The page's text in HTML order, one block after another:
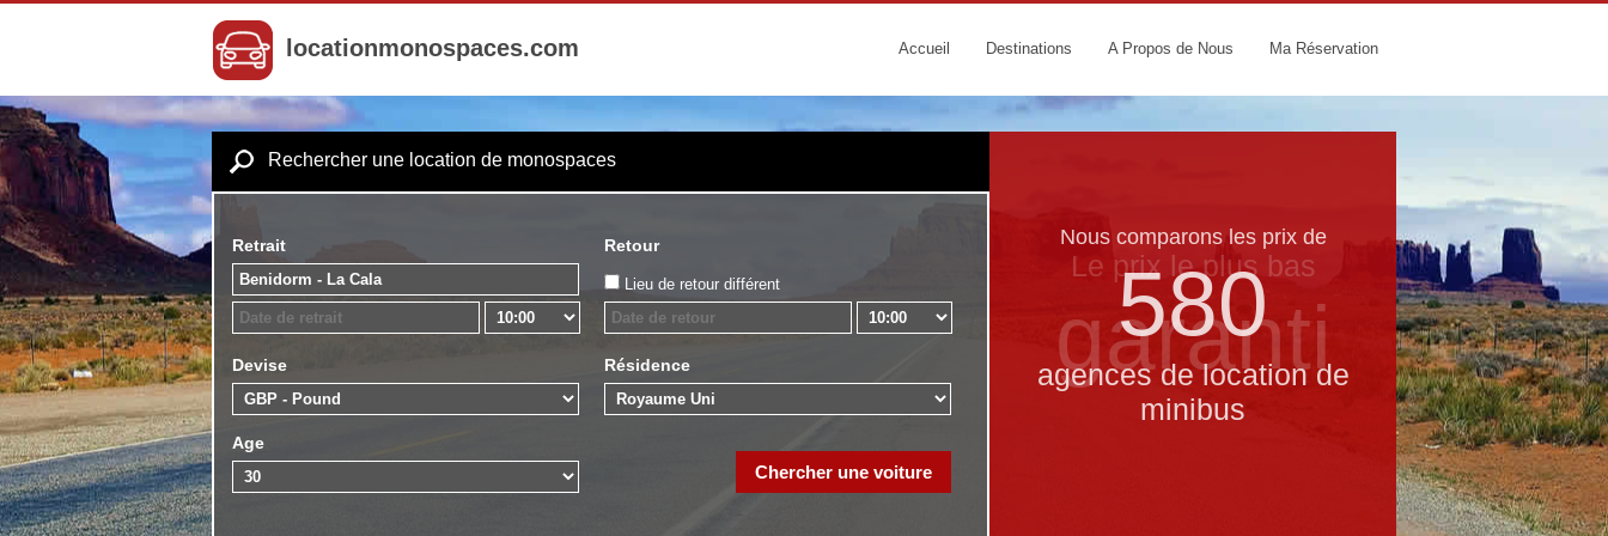
locationmonospaces.com Accueil Destinations A Propos de Nous Ma Réservation
Rechercher une location de monospaces
Retrait Retour
Lieu de retour différent
Devise Résidence
Age
Nous comparons les prix de
580
agences de location de
minibus
Le prix le​ plus bas
garanti